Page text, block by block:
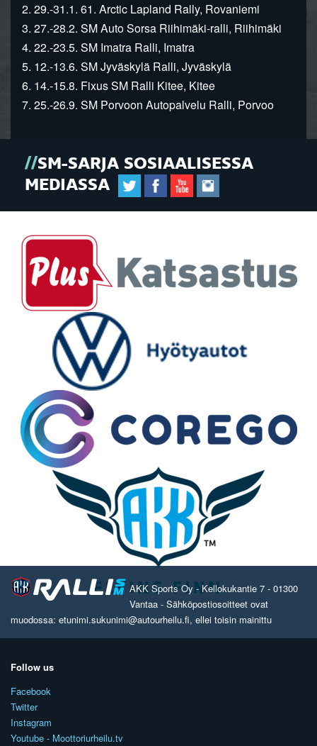
2. 29.-31.1. 61. Arctic Lapland Rally, Rovaniemi
3. 27.-28.2. SM Auto Sorsa Riihimäki-ralli, Riihimäki
4. 22.-23.5. SM Imatra Ralli, Imatra
5. 12.-13.6. SM Jyväskylä Ralli, Jyväskylä
6. 14.-15.8. Fixus SM Ralli Kitee, Kitee
7. 25.-26.9. SM Porvoon Autopalvelu Ralli, Porvoo
SM-SARJA SOSIAALISESSA
MEDIASSA
AKK Sports Oy - Kellokukantie 7 - 01300
Vantaa - Sähköpostiosoitteet ovat
muodossa: etunimi.sukunimi@autourheilu.fi, ellei toisin mainittu
Follow us
Facebook
Twitter
Instagram
Youtube - Moottoriurheilu.tv